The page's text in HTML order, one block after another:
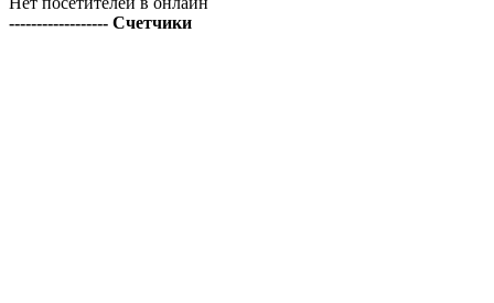
------------------ Счетчики